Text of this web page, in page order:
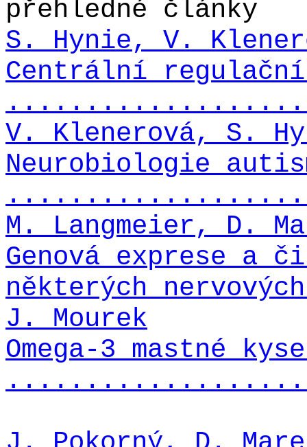
přehledné články
S. Hynie, V.
Centrální
V. Klenerová, S.
Neurobiologie
M. Langmeier, D.
Genová exprese a
některých
J. Mourek
Omega-3 mastné